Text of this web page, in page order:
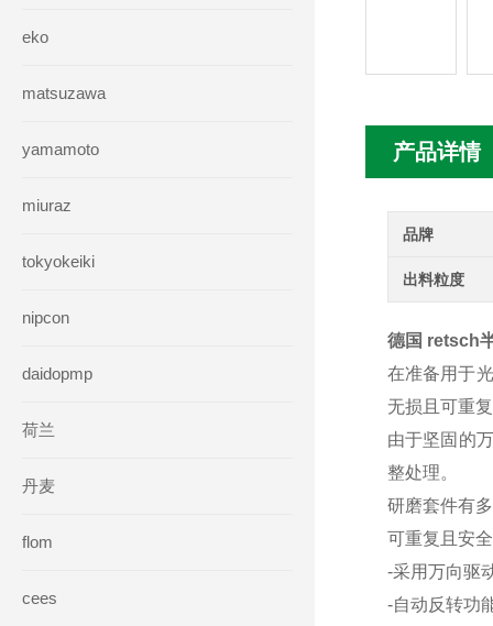
eko
matsuzawa
yamamoto
miuraz
tokyokeiki
nipcon
daidopmp
荷兰
丹麦
flom
cees
产品详情
品牌
出料粒度
德国 retsch
在准备用于
无损且可重
由于坚固的
整处理。
研磨套件有
可重复且安全
-采用万向驱
-自动反转功